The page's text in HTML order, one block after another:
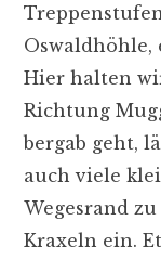
Oswaldhöhle,
Hier halten
Richtung
bergab geht,
auch viele
Wegesrand
Kraxeln ein.